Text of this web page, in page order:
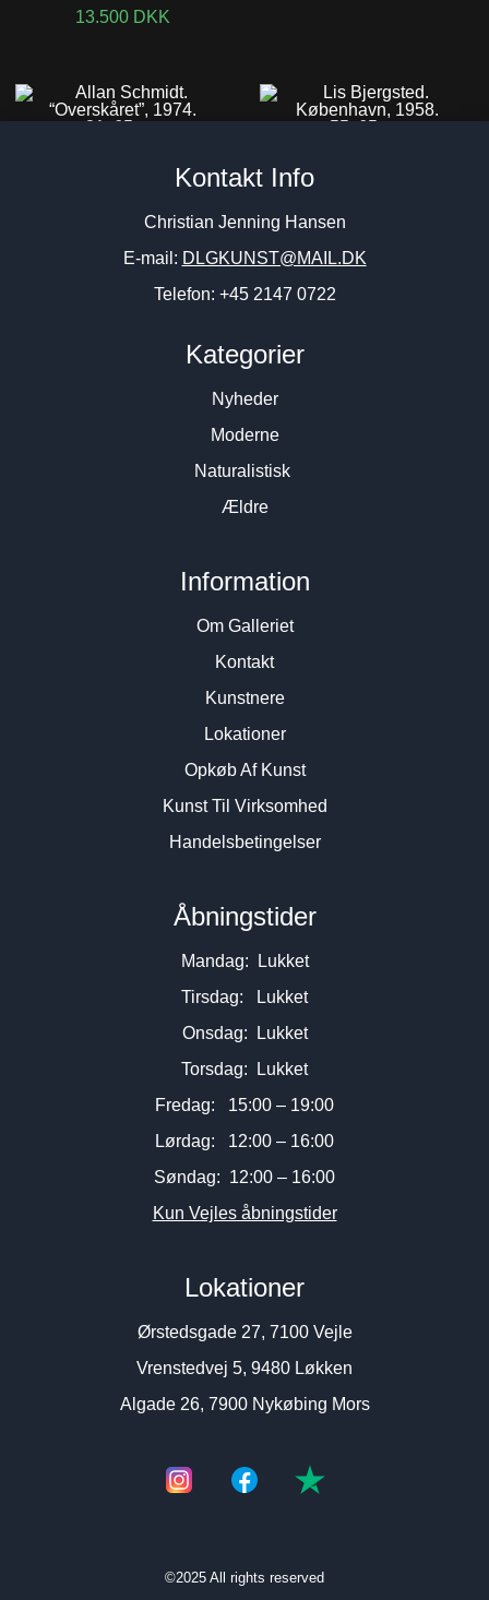
13.500 DKK
1974. 81x65cm.
1958. 55x65cm.
Kontakt Info
Christian Jenning Hansen
E-mail: DLGKUNST@MAIL.DK
Telefon: +45 2147 0722
Kategorier
Nyheder
Moderne
Naturalistisk
Ældre
Information
Om Galleriet
Kontakt
Kunstnere
Lokationer
Opkøb Af Kunst
Kunst Til Virksomhed
Handelsbetingelser
Åbningstider
Mandag: Lukket
Tirsdag: Lukket
Onsdag: Lukket
Torsdag: Lukket
Fredag: 15:00 – 19:00
Lørdag: 12:00 – 16:00
Søndag: 12:00 – 16:00
Kun Vejles åbningstider
Lokationer
Ørstedsgade 27, 7100 Vejle
Vrenstedvej 5, 9480 Løkken
Algade 26, 7900 Nykøbing Mors
©2025 All rights reserved